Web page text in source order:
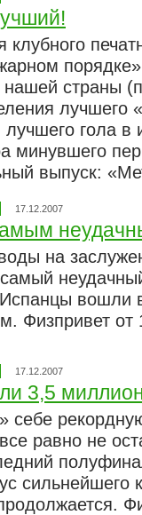
клубного
страны
лучшего
гола в
минувшего
выпуск:
17.12.2007
на
вошли
Физпривет
17.12.2007
3,5
себе
равно не